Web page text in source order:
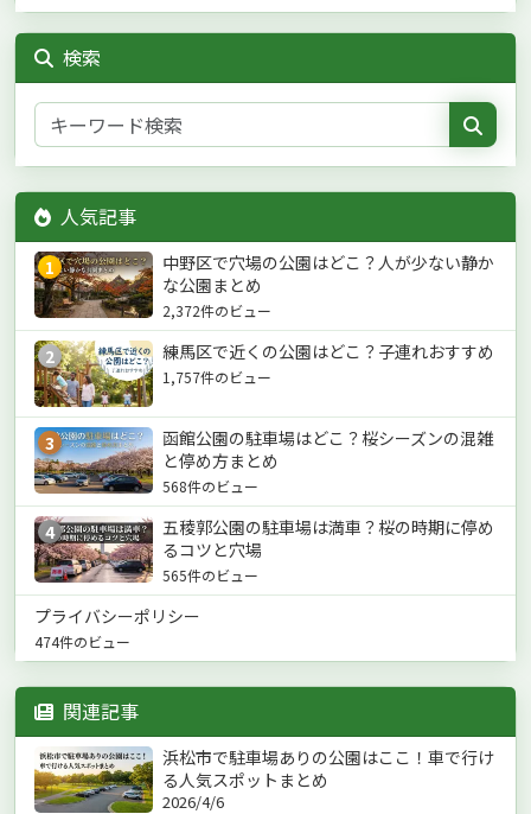
検索
人気記事
1
中野区で穴場の公園はどこ？人が少ない静か
な公園まとめ
2,372件のビュー
2 練馬区で近くの公園はどこ？子連れおすすめ
1,757件のビュー
3
函館公園の駐車場はどこ？桜シーズンの混雑
と停め方まとめ
568件のビュー
4
五稜郭公園の駐車場は満車？桜の時期に停め
るコツと穴場
565件のビュー
プライバシーポリシー
474件のビュー
関連記事
浜松市で駐車場ありの公園はここ！車で行け
る人気スポットまとめ
2026/4/6